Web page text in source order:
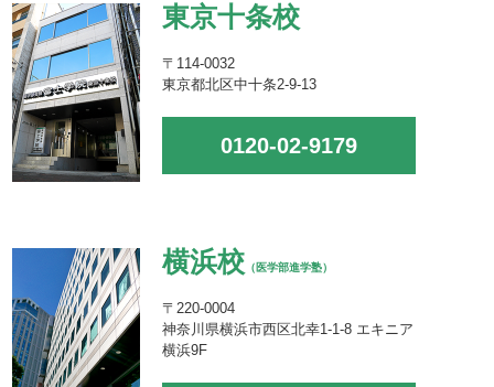
東京十条校
〒114-0032
東京都北区中十条2-9-13
0120-02-9179
横浜校 （医学部進学塾）
〒220-0004
神奈川県横浜市西区北幸1-1-8 エキニア
横浜9F